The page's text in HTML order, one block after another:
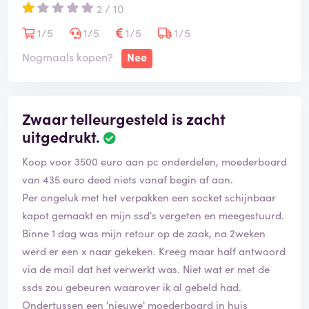
2 / 10
1/5
1/5 1/5
1/5
Nogmaals kopen?
Nee
Zwaar telleurgesteld is zacht
uitgedrukt.
Koop voor 3500 euro aan pc onderdelen, moederboard
van 435 euro deed niets vanaf begin af aan.
Per ongeluk met het verpakken een socket schijnbaar
kapot gemaakt en mijn ssd's vergeten en meegestuurd.
Binne 1 dag was mijn retour op de zaak, na 2weken
werd er een x naar gekeken. Kreeg maar half antwoord
via de mail dat het verwerkt was. Niet wat er met de
ssds zou gebeuren waarover ik al gebeld had.
Ondertussen een 'nieuwe' moederboard in huis